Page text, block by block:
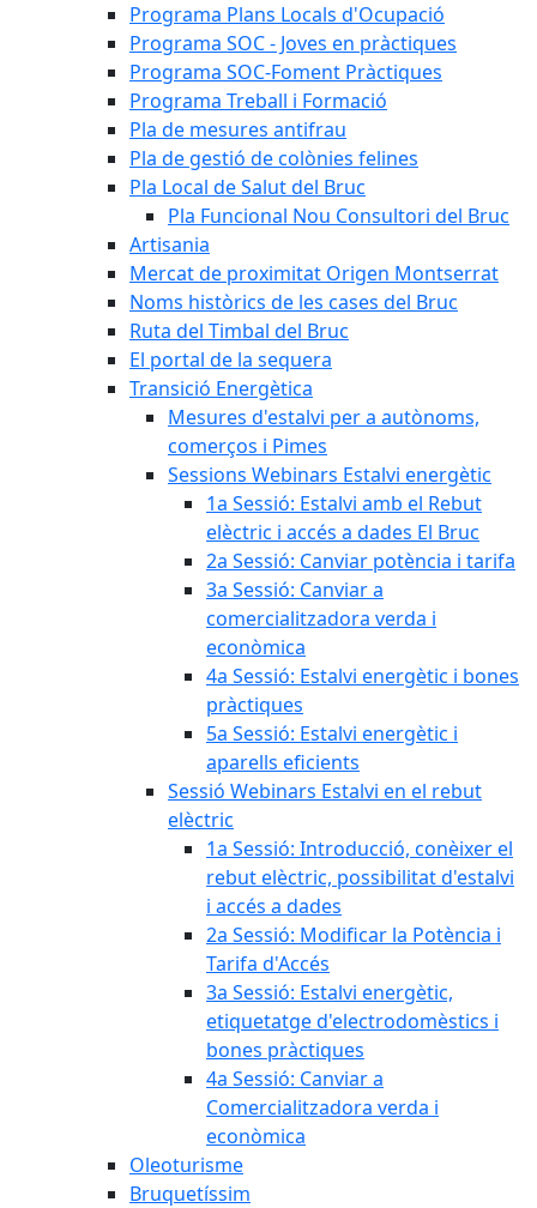
Programa Plans Locals d'Ocupació
Programa SOC - Joves en pràctiques
Programa SOC-Foment Pràctiques
Programa Treball i Formació
Pla de mesures antifrau
Pla de gestió de colònies felines
Pla Local de Salut del Bruc
Pla Funcional Nou Consultori del Bruc
Artisania
Mercat de proximitat Origen Montserrat
Noms històrics de les cases del Bruc
Ruta del Timbal del Bruc
El portal de la sequera
Transició Energètica
Mesures d'estalvi per a autònoms,
comerços i Pimes
Sessions Webinars Estalvi energètic
1a Sessió: Estalvi amb el Rebut
elèctric i accés a dades El Bruc
2a Sessió: Canviar potència i tarifa
3a Sessió: Canviar a
comercialitzadora verda i
econòmica
4a Sessió: Estalvi energètic i bones
pràctiques
5a Sessió: Estalvi energètic i
aparells eficients
Sessió Webinars Estalvi en el rebut
elèctric
1a Sessió: Introducció, conèixer el
rebut elèctric, possibilitat d'estalvi
i accés a dades
2a Sessió: Modificar la Potència i
Tarifa d'Accés
3a Sessió: Estalvi energètic,
etiquetatge d'electrodomèstics i
bones pràctiques
4a Sessió: Canviar a
Comercialitzadora verda i
econòmica
Oleoturisme
Bruquetíssim